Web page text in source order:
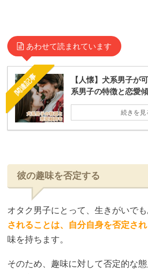
あわせて読まれています
関連記事
【人懐】犬系男子が
系男子の特徴と恋愛
続きを見
彼の趣味を否定する
オタク男子にとって、生きがいで
されることは、自分自身を否定さ
味を持ちます。
そのため、趣味に対して否定的な